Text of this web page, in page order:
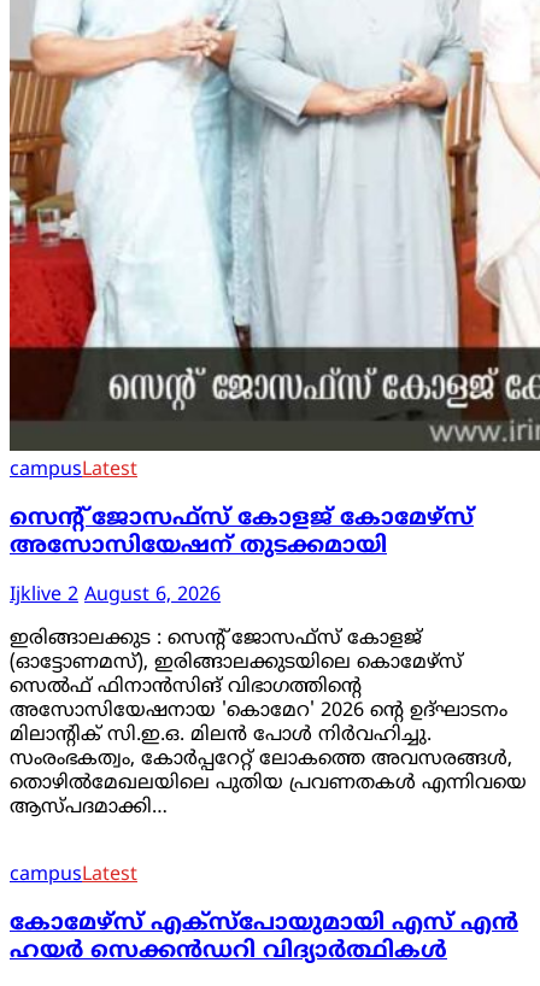
campusLatest
സെന്റ് ജോസഫ്സ് കോളജ് കോമേഴ്‌സ്
അസോസിയേഷന് തുടക്കമായി
Ijklive 2 August 6, 2026
ഇരിങ്ങാലക്കുട : സെന്റ് ജോസഫ്സ് കോളജ്
(ഓട്ടോണമസ്), ഇരിങ്ങാലക്കുടയിലെ കൊമേഴ്സ്
സെൽഫ് ഫിനാൻസിങ് വിഭാഗത്തിന്റെ
അസോസിയേഷനായ 'കൊമേറ' 2026 ന്റെ ഉദ്ഘാടനം
മിലാന്റിക് സി.ഇ.ഒ. മിലൻ പോൾ നിർവഹിച്ചു.
സംരംഭകത്വം, കോർപ്പറേറ്റ് ലോകത്തെ അവസരങ്ങൾ,
തൊഴിൽമേഖലയിലെ പുതിയ പ്രവണതകൾ എന്നിവയെ
ആസ്പദമാക്കി…
campusLatest
കോമേഴ്സ് എക്സ്പോയുമായി എസ് എൻ
ഹയർ സെക്കൻഡറി വിദ്യാർത്ഥികൾ